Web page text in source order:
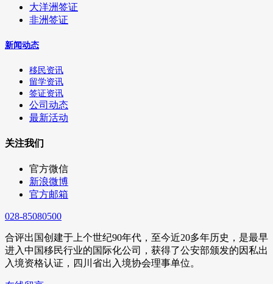
大洋洲签证
非洲签证
新闻动态
移民资讯
留学资讯
签证资讯
公司动态
最新活动
关注我们
官方微信
新浪微博
官方邮箱
028-85080500
合评出国创建于上个世纪90年代，至今近20多年历史，是最早
进入中国移民行业的国际化公司，获得了公安部颁发的因私出
入境资格认证，四川省出入境协会理事单位。